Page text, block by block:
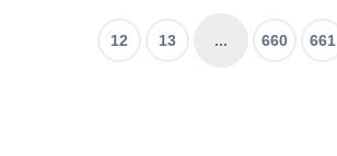
12 13 ... 660 661